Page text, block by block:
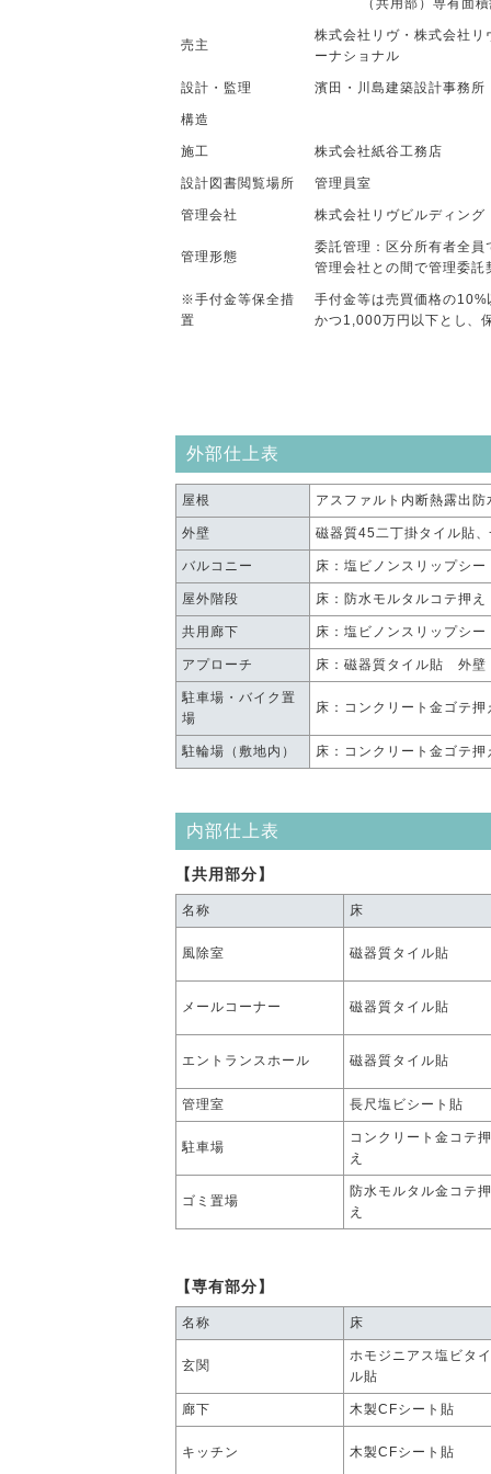
（共用部）専有面積割
売主
株式会社リヴ・株式会社
ーナショナル
設計・監理 濱田・川島建築設計事務所
構造
施工 株式会社紙谷工務店
設計図書閲覧場所 管理員室
管理会社 株式会社リヴビルディング
管理形態
委託管理：区分所有者全員
管理会社との間で管理委
※手付金等保全措
置
手付金等は売買価格の
かつ1,000万円以下とし、
外部仕上表
屋根 アスファルト内断熱露出防
外壁 磁器質45二丁掛タイル貼
バルコニー 床：塩ビノンスリップシ
屋外階段 床：防水モルタルコテ押
共用廊下 床：塩ビノンスリップシ
アプローチ 床：磁器質タイル貼 外壁
駐車場・バイク置
場
床：コンクリート金ゴテ
駐輪場（敷地内） 床：コンクリート金ゴテ
内部仕上表
【共用部分】
名称 床
風除室 磁器質タイル貼
メールコーナー 磁器質タイル貼
エントランスホール 磁器質タイル貼
管理室 長尺塩ビシート貼
駐車場
コンクリート金コテ押
え
ゴミ置場
防水モルタル金コテ押
え
【専有部分】
名称 床
玄関
ホモジニアス塩ビタイ
ル貼
廊下 木製CFシート貼
キッチン 木製CFシート貼